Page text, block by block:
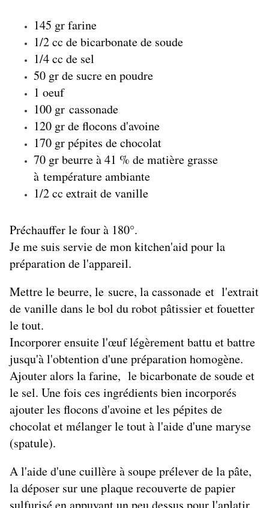
145 gr farine
1/2 cc de bicarbonate de soude
1/4 cc de sel
50 gr de sucre en poudre
1 oeuf
100 gr cassonade
120 gr de flocons d'avoine
170 gr pépites de chocolat
70 gr beurre à 41 % de matière grasse
à température ambiante
1/2 cc extrait de vanille
Préchauffer le four à 180°.
Je me suis servie de mon kitchen'aid pour la
préparation de l'appareil.
Mettre le beurre, le sucre, la cassonade et l'extrait
de vanille dans le bol du robot pâtissier et fouetter
le tout.
Incorporer ensuite l'œuf légèrement battu et battre
jusqu'à l'obtention d'une préparation homogène.
Ajouter alors la farine, le bicarbonate de soude et
le sel. Une fois ces ingrédients bien incorporés
ajouter les flocons d'avoine et les pépites de
chocolat et mélanger le tout à l'aide d'une maryse
(spatule).
A l'aide d'une cuillère à soupe prélever de la pâte,
la déposer sur une plaque recouverte de papier